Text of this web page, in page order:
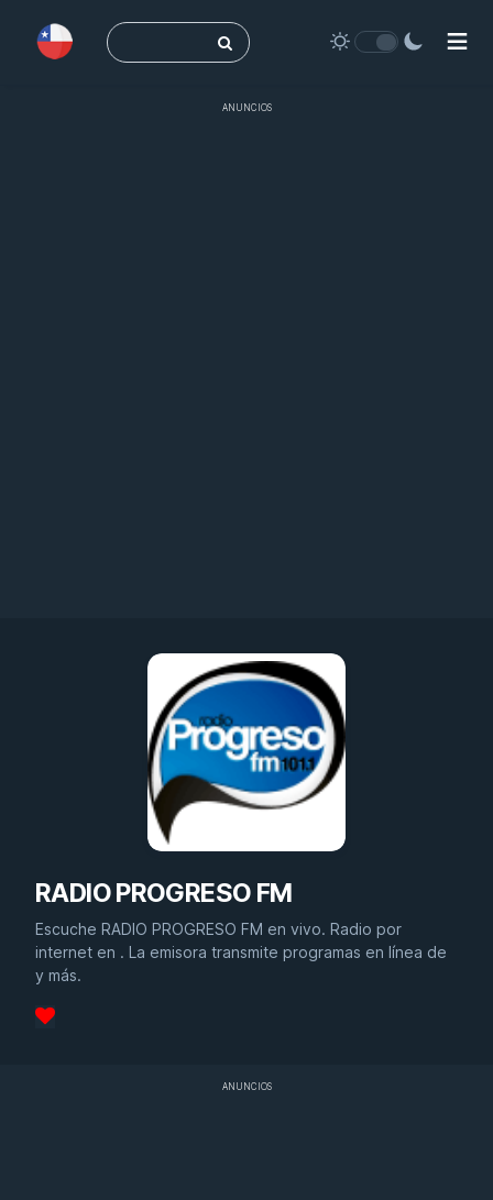
Buscar:
ANUNCIOS
RADIO PROGRESO FM
Escuche RADIO PROGRESO FM en vivo. Radio por
internet en . La emisora transmite programas en línea de
y más.
ANUNCIOS